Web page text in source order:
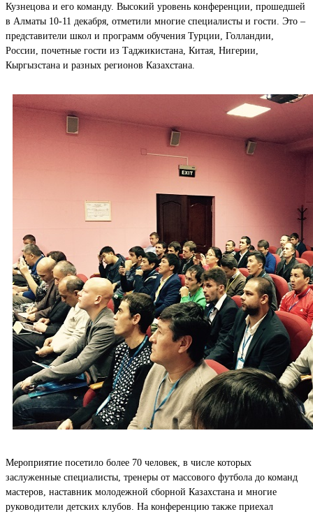
Кузнецова и его команду. Высокий уровень конференции, прошедшей
в Алматы 10-11 декабря, отметили многие специалисты и гости. Это –
представители школ и программ обучения Турции, Голландии,
России, почетные гости из Таджикистана, Китая, Нигерии,
Кыргызстана и разных регионов Казахстана.
Мероприятие посетило более 70 человек, в числе которых
заслуженные специалисты, тренеры от массового футбола до команд
мастеров, наставник молодежной сборной Казахстана и многие
руководители детских клубов. На конференцию также приехал